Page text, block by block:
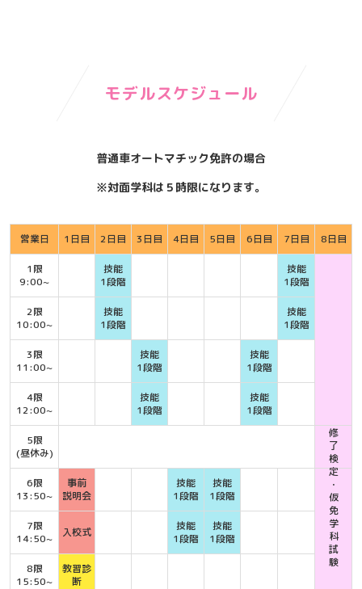
モデルスケジュール
普通車オートマチック免許の場合
※対面学科は５時限になります。
営業日 1日目 2日目 3日目 4日目 5日目 6日目 7日目 8日目
1限
9:00~
技能
1段階
技能
1段階
修
了
検
定
・
仮
免
学
科
試
験
2限
10:00~
技能
1段階
技能
1段階
3限
11:00~
技能
1段階
技能
1段階
4限
12:00~
技能
1段階
技能
1段階
5限
(昼休み)
6限
13:50~
事前
説明会
技能
1段階
技能
1段階
7限
14:50~
入校式
技能
1段階
技能
1段階
8限
15:50~
教習診
断